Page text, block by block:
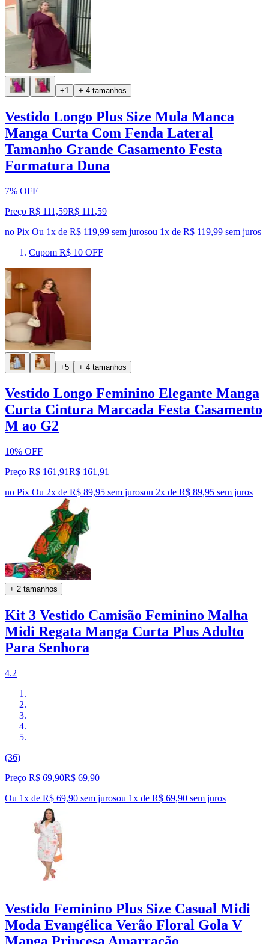
+1 + 4 tamanhos
Vestido Longo Plus Size Mula Manca
Manga Curta Com Fenda Lateral
Tamanho Grande Casamento Festa
Formatura Duna
7% OFF
Preço R$ 111,59R$ 111 ,59
no Pix Ou 1x de R$ 119,99 sem jurosou 1x de R$ 119,99 sem juros
Cupom R$ 10 OFF
+5 + 4 tamanhos
Vestido Longo Feminino Elegante Manga
Curta Cintura Marcada Festa Casamento
M ao G2
10% OFF
Preço R$ 161,91R$ 161 ,91
no Pix Ou 2x de R$ 89,95 sem jurosou 2x de R$ 89,95 sem juros
+ 2 tamanhos
Kit 3 Vestido Camisão Feminino Malha
Midi Regata Manga Curta Plus Adulto
Para Senhora
4.2
(36)
Preço R$ 69,90R$ 69,90
Ou 1x de R$ 69,90 sem jurosou 1x de R$ 69,90 sem juros
Vestido Feminino Plus Size Casual Midi
Moda Evangélica Verão Floral Gola V
Manga Princesa Amarração